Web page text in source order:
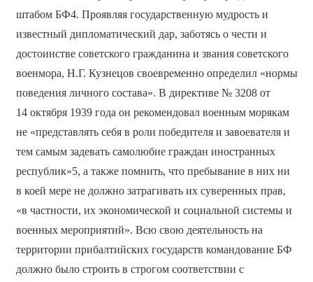
штабом БФ4. Проявляя государственную мудрость и
известный дипломатический дар, заботясь о чести и
достоинстве советского гражданина и звания советского
военмора, Н.Г. Кузнецов своевременно определил «нормы
поведения личного состава». В директиве № 3208 от
14 октября 1939 года он рекомендовал военным морякам
не «представлять себя в роли победителя и завоевателя и
тем самым задевать самолюбие граждан иностранных
республик»5, а также помнить, что пребывание в них ни
в коей мере не должно затрагивать их суверенных прав,
«в частности, их экономической и социальной системы и
военных мероприятий». Всю свою деятельность на
территории прибалтийских государств командование БФ
должно было строить в строгом соответствии с